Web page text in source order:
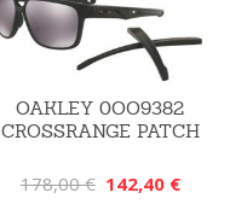
OAKLEY 0OO9382
CROSSRANGE PATCH
178,00 € 142,40 €